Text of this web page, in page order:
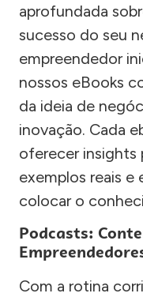
aprofundada
sucesso do seu
empreendedor
nossos eBooks
da ideia de
inovação. Cada
oferecer insights
exemplos reais e
colocar o
Podcasts:
Com a rotina